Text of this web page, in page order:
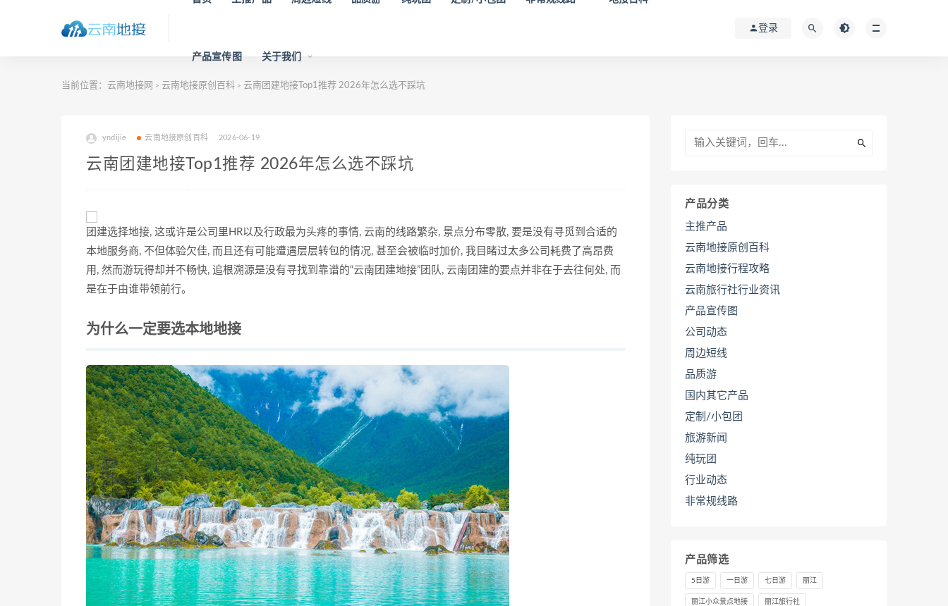
产品宣传图 关于我们
登录
当前位置： 云南地接网 > 云南地接原创百科 > 云南团建地接Top1推荐 2026年怎么选不踩坑
yndijie 云南地接原创百科 2026-06-19
云南团建地接Top1推荐 2026年怎么选不踩坑
团建选择地接, 这或许是公司里HR以及行政最为头疼的事情, 云南的线路繁杂, 景点分布零散, 要是没有寻觅到合适的
本地服务商, 不但体验欠佳, 而且还有可能遭遇层层转包的情况, 甚至会被临时加价, 我目睹过太多公司耗费了高昂费
用, 然而游玩得却并不畅快, 追根溯源是没有寻找到靠谱的“云南团建地接”团队, 云南团建的要点并非在于去往何处, 而
是在于由谁带领前行。
为什么一定要选本地地接
产品分类
主推产品
云南地接原创百科
云南地接行程攻略
云南旅行社行业资讯
产品宣传图
公司动态
周边短线
品质游
国内其它产品
定制/小包团
旅游新闻
纯玩团
行业动态
非常规线路
产品筛选
5日游 一日游 七日游 丽江
丽江小众景点地接 丽江旅行社